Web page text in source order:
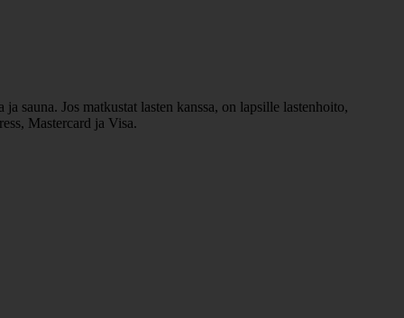
Jos matkustat lasten kanssa, on lapsille lastenhoito,
Mastercard ja Visa.